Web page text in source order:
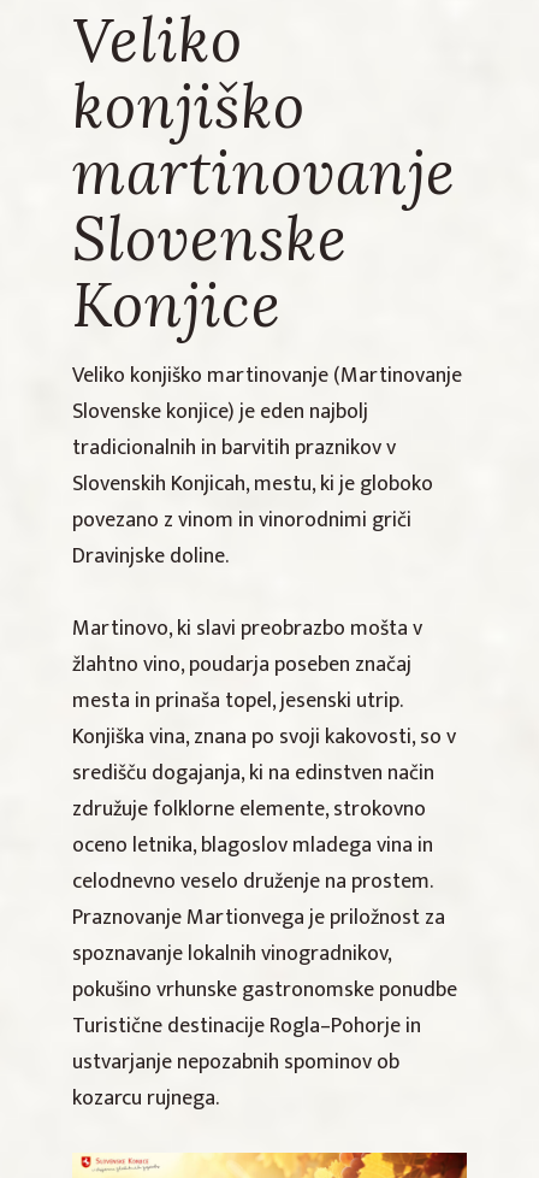
Veliko
konjiško
martinovanje
Slovenske
Konjice
Veliko konjiško martinovanje (Martinovanje
Slovenske konjice) je eden najbolj
tradicionalnih in barvitih praznikov v
Slovenskih Konjicah, mestu, ki je globoko
povezano z vinom in vinorodnimi griči
Dravinjske doline.
Martinovo, ki slavi preobrazbo mošta v
žlahtno vino, poudarja poseben značaj
mesta in prinaša topel, jesenski utrip.
Konjiška vina, znana po svoji kakovosti, so v
središču dogajanja, ki na edinstven način
združuje folklorne elemente, strokovno
oceno letnika, blagoslov mladega vina in
celodnevno veselo druženje na prostem.
Praznovanje Martionvega je priložnost za
spoznavanje lokalnih vinogradnikov,
pokušino vrhunske gastronomske ponudbe
Turistične destinacije Rogla–Pohorje in
ustvarjanje nepozabnih spominov ob
kozarcu rujnega.